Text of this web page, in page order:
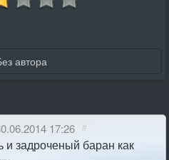
автора
17:26 #
и задроченый баран как